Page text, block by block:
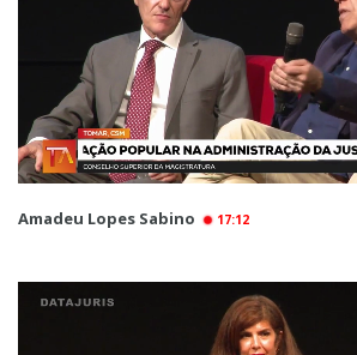
Amadeu Lopes Sabino 17:12